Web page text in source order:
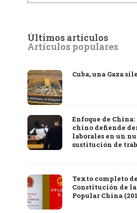
Últimos artículos
Artículos populares
Cuba, una Gaza
Enfoque de
chino defiende
laborales en un
sustitución de
Texto completo
Constitución de
Popular China